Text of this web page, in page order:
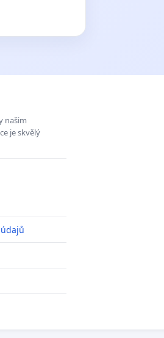
našim
je skvělý